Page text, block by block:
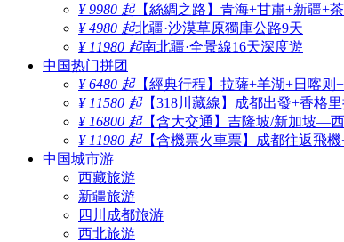
¥ 9980 起【絲綢之路】青海+甘肅+新疆+
¥ 4980 起北疆·沙漠草原獨庫公路9天
¥ 11980 起南北疆·全景線16天深度遊
中国热门拼团
¥ 6480 起【經典行程】拉薩+羊湖+日喀则
¥ 11580 起【318川藏線】成都出發+香格
¥ 16800 起【含大交通】吉隆坡/新加坡—
¥ 11980 起【含機票火車票】成都往返飛
中国城市游
西藏旅游
新疆旅游
四川成都旅游
西北旅游